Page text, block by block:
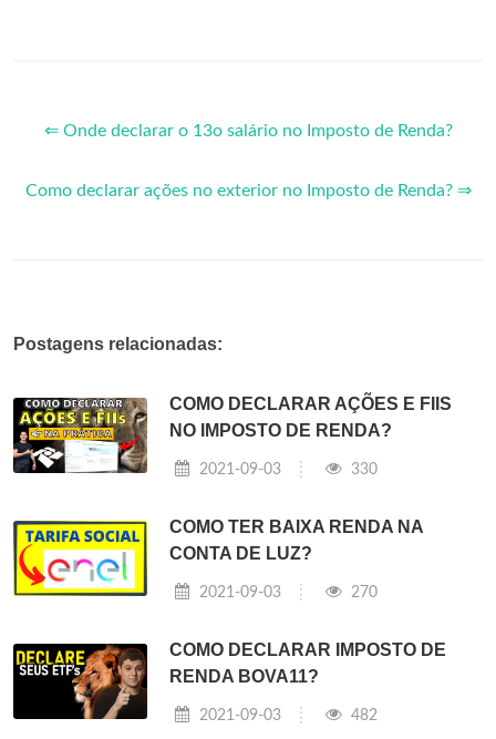
⇐ Onde declarar o 13o salário no Imposto de Renda?
Como declarar ações no exterior no Imposto de Renda? ⇒
Postagens relacionadas:
COMO DECLARAR AÇÕES E FIIS
NO IMPOSTO DE RENDA?
2021-09-03 330
COMO TER BAIXA RENDA NA
CONTA DE LUZ?
2021-09-03 270
COMO DECLARAR IMPOSTO DE
RENDA BOVA11?
2021-09-03 482